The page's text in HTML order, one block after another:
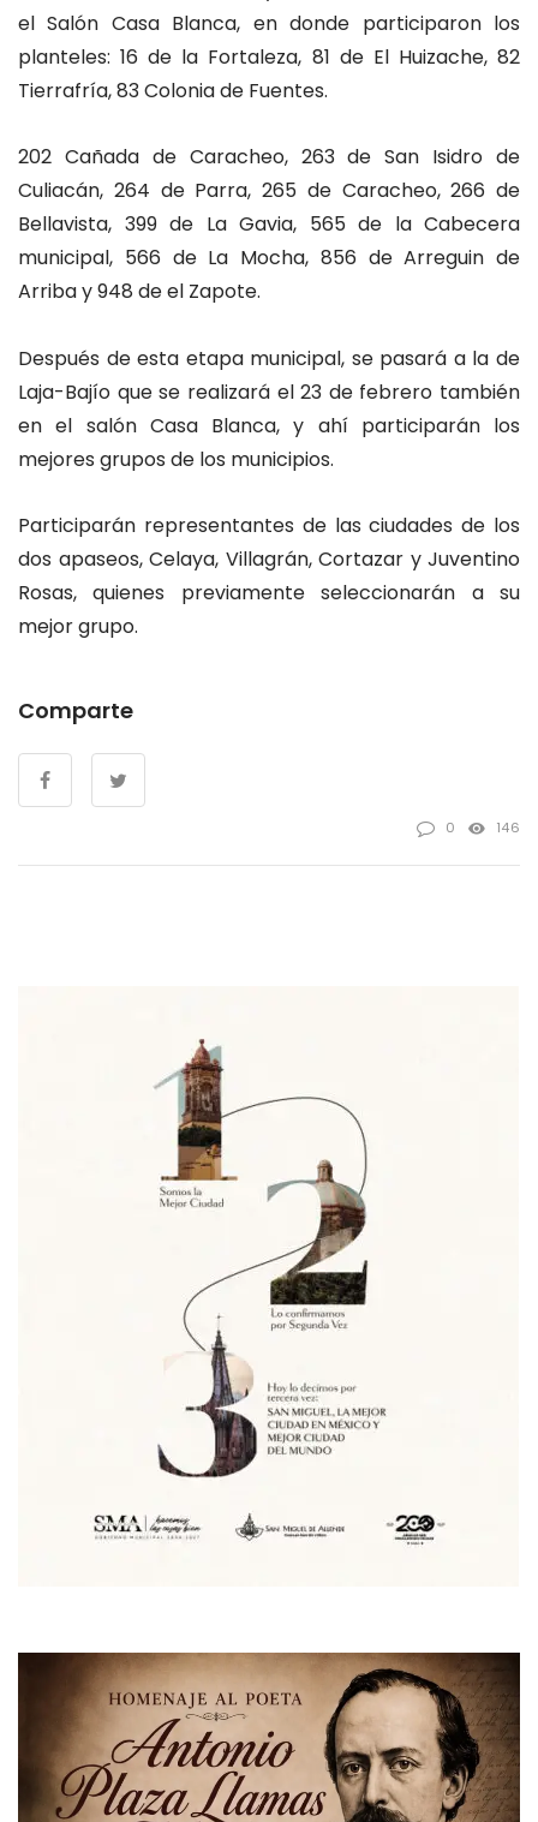
el Salón Casa Blanca, en donde participaron los
planteles: 16 de la Fortaleza, 81 de El Huizache, 82
Tierrafría, 83 Colonia de Fuentes.
202 Cañada de Caracheo, 263 de San Isidro de
Culiacán, 264 de Parra, 265 de Caracheo, 266 de
Bellavista, 399 de La Gavia, 565 de la Cabecera
municipal, 566 de La Mocha, 856 de Arreguin de
Arriba y 948 de el Zapote.
Después de esta etapa municipal, se pasará a la de
Laja-Bajío que se realizará el 23 de febrero también
en el salón Casa Blanca, y ahí participarán los
mejores grupos de los municipios.
Participarán representantes de las ciudades de los
dos apaseos, Celaya, Villagrán, Cortazar y Juventino
Rosas, quienes previamente seleccionarán a su
mejor grupo.
Comparte
0 146